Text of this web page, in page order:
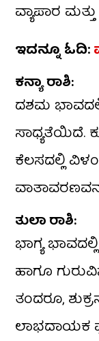
ವ್ಯಾಪಾರ
ಇದನ್ನೂ ಓದಿ:
​ಕನ್ಯಾ ರಾಶಿ:
​ದಶಮ
ಸಾಧ್ಯತೆಯಿದೆ.
ಕೆಲಸದಲ್ಲಿ
​ತುಲಾ ರಾಶಿ:
​ಭಾಗ್ಯ
ಹಾಗೂ
ತಂದರೂ,
ಲಾಭದಾಯಕ